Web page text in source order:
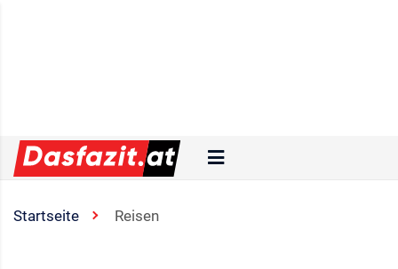
Startseite Reisen